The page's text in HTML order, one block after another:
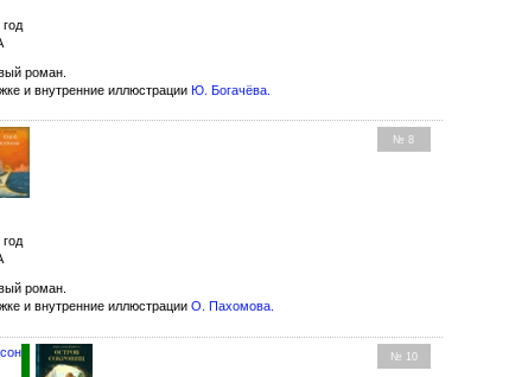
год
роман.
и внутренние иллюстрации Ю. Богачёва
№ 8
год
роман.
и внутренние иллюстрацииО. Пахомова
№ 10